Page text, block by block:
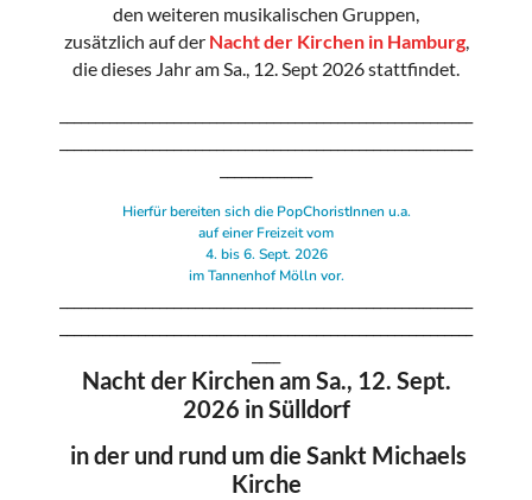
den weiteren musikalischen Gruppen,
zusätzlich auf der Nacht der Kirchen in Hamburg,
die dieses Jahr am Sa., 12. Sept 2026stattfindet.
Hierfür bereiten sich die PopChoristInnen u.a.
auf einer Freizeit vom
4. bis 6. Sept. 2026
im Tannenhof Mölln vor.
Nacht der Kirchen am Sa., 12. Sept.
2026 in Sülldorf
in der und rund um die Sankt Michaels
Kirche